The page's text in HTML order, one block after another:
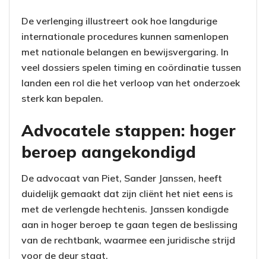
De verlenging illustreert ook hoe langdurige
internationale procedures kunnen samenlopen
met nationale belangen en bewijsvergaring. In
veel dossiers spelen timing en coördinatie tussen
landen een rol die het verloop van het onderzoek
sterk kan bepalen.
Advocatele stappen: hoger
beroep aangekondigd
De advocaat van Piet, Sander Janssen, heeft
duidelijk gemaakt dat zijn cliënt het niet eens is
met de verlengde hechtenis. Janssen kondigde
aan in hoger beroep te gaan tegen de beslissing
van de rechtbank, waarmee een juridische strijd
voor de deur staat.